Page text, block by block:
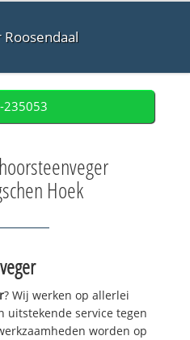
235053
Hoek
? Wij werken op allerlei
uitstekende service tegen
worden op